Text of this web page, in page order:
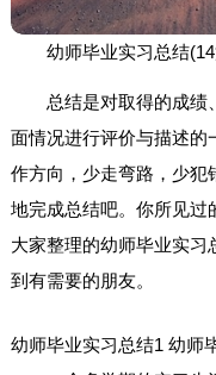
幼师毕业实习总结
总结是对取得的成绩
面情况进行评价与描述的
作方向，少走弯路，少犯
地完成总结吧。你所见过
大家整理的幼师毕业实习
到有需要的朋友。
幼师毕业实习总结1 幼师